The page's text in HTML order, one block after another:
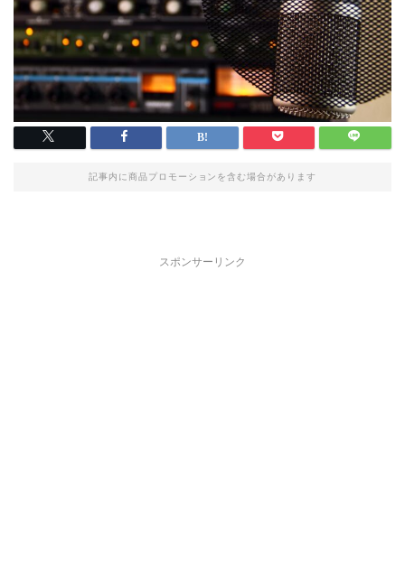
記事内に商品プロモーションを含む場合があります
スポンサーリンク